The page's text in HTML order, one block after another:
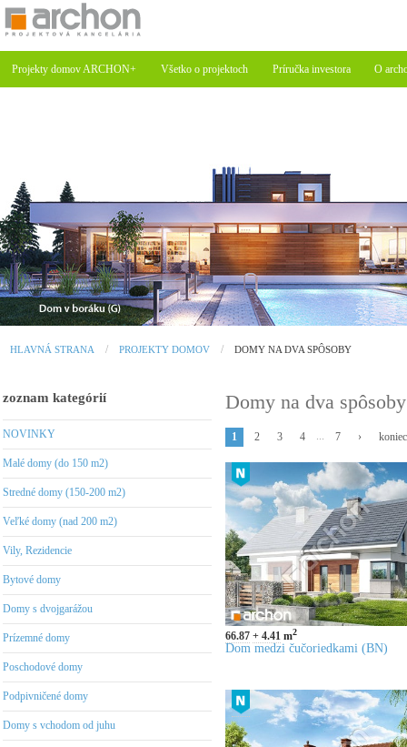
Projekty domov ARCHON+ Všetko o projektoch Príručka investora O
HLAVNÁ STRANA PROJEKTY DOMOV DOMY NA DVA SPÔSOBY
zoznam kategórií
NOVINKY
Malé domy (do 150 m2)
Stredné domy (150-200 m2)
Veľké domy (nad 200 m2)
Vily, Rezidencie
Bytové domy
Domy s dvojgarážou
Prízemné domy
Poschodové domy
Podpivničené domy
Domy s vchodom od juhu
Domy na dva
1 2 3 4 ... 7 ›
66.87 4.41m2
Dom medzi čučoriedkami (BN)